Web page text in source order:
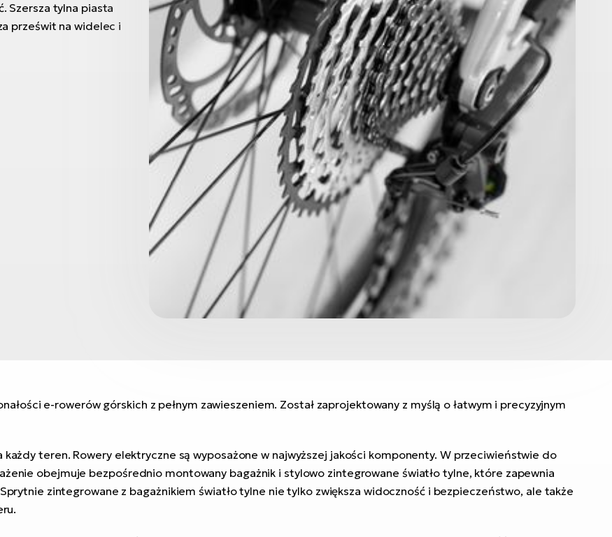
Szersza tylna piasta
prześwit na widelec i
e-rowerów górskich z pełnym zawieszeniem. Został zaprojektowany z myślą o łatwym i precyzyjnym
teren. Rowery elektryczne są wyposażone w najwyższej jakości komponenty. W przeciwieństwie do
obejmuje bezpośrednio montowany bagażnik i stylowo zintegrowane światło tylne, które zapewnia
zintegrowane z bagażnikiem światło tylne nie tylko zwiększa widoczność i bezpieczeństwo, ale także